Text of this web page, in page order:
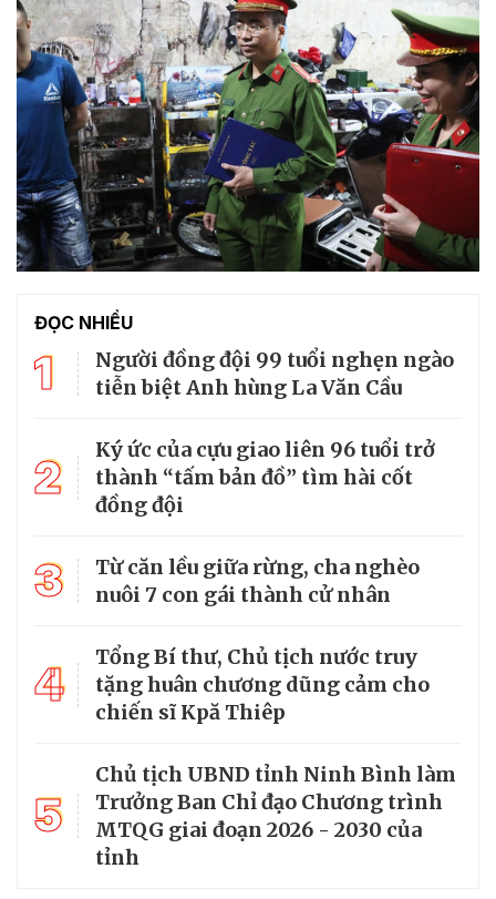
ĐỌC NHIỀU
1
Người đồng đội 99 tuổi nghẹn ngào
tiễn biệt Anh hùng La Văn Cầu
2
Ký ức của cựu giao liên 96 tuổi trở
thành “tấm bản đồ” tìm hài cốt
đồng đội
3
Từ căn lều giữa rừng, cha nghèo
nuôi 7 con gái thành cử nhân
4
Tổng Bí thư, Chủ tịch nước truy
tặng huân chương dũng cảm cho
chiến sĩ Kpă Thiêp
5
Chủ tịch UBND tỉnh Ninh Bình làm
Trưởng Ban Chỉ đạo Chương trình
MTQG giai đoạn 2026 - 2030 của
tỉnh